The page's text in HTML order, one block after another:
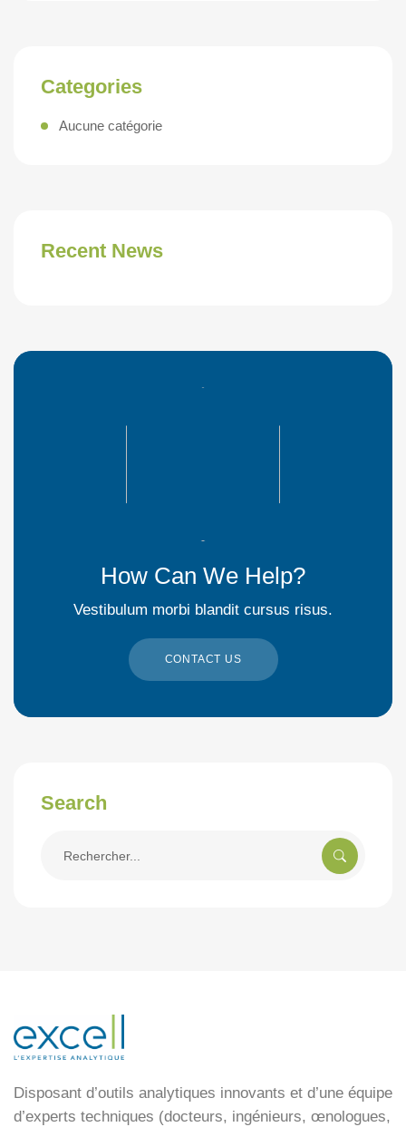
Categories
Aucune catégorie
Recent News
How Can We Help?
Vestibulum morbi blandit cursus risus.
CONTACT US
Search
pour:
Disposant d’outils analytiques innovants et d’une équipe
d’experts techniques (docteurs, ingénieurs, œnologues,